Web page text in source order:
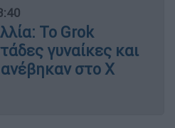
Το Grok
γυναίκες και
στο X